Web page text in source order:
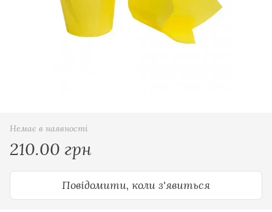
Немає в наявності
210.00 грн
Повідомити, коли з'явиться